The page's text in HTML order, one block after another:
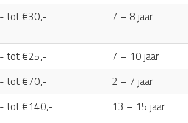
tot €30,- 7 – 8 jaar
tot €25,-
7 – 10 jaar
tot €70,-
2 – 7 jaar
tot €140,- 13 – 15 jaar